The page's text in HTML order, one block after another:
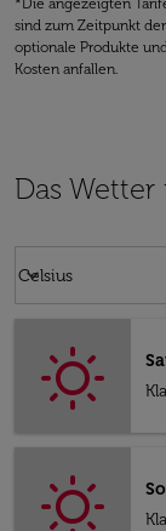
*Die angezeigten
sind zum Zeitpunkt
optionale Produkte
Kosten anfallen.
Das
Celsius
keyboard_arrow_down